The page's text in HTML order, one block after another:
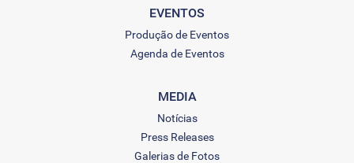
EVENTOS
Produção de Eventos
Agenda de Eventos
MEDIA
Notícias
Press Releases
Galerias de Fotos